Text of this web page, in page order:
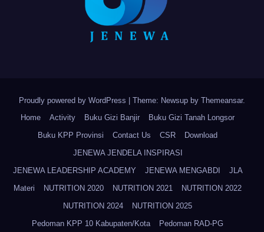
Proudly powered by WordPress Theme: Newsup by Themeansar.
Home
Activity Buku Gizi Banjir
Buku Gizi Tanah Longsor
Buku KPP Provinsi
Contact Us CSR
Download
JENEWA JENDELA INSPIRASI
JENEWA LEADERSHIP ACADEMY
JENEWA MENGABDI
JLA
Materi
NUTRITION 2020 NUTRITION 2021
NUTRITION 2022
NUTRITION 2024
NUTRITION 2025
Pedoman KPP 10 Kabupaten/Kota
Pedoman RAD-PG